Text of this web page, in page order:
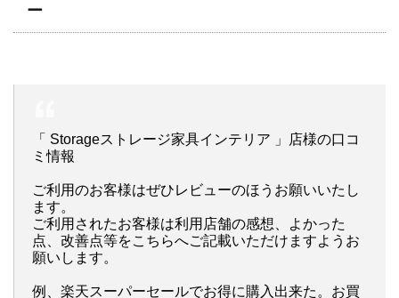
ー
「 Storageストレージ家具インテリア 」店様の口コ
ミ情報
ご利用のお客様はぜひレビューのほうお願いいたし
ます。
ご利用されたお客様は利用店舗の感想、よかった
点、改善点等をこちらへご記載いただけますようお
願いします。
例、楽天スーパーセールでお得に購入出来た。お買